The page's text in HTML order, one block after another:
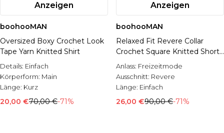
Anzeigen
boohooMAN
Oversized Boxy Crochet Look
Tape Yarn Knitted Shirt
Details: Einfach
Körperform: Main
Länge: Kurz
20,00 €70,00 €-71%
Anzeigen
boohooMAN
Relaxed Fit Revere Collar
Crochet Square Knitted Short
Polo Set
Anlass: Freizeitmode
Ausschnitt: Revere
Länge: Einfach
26,00 €90,00 €-71%